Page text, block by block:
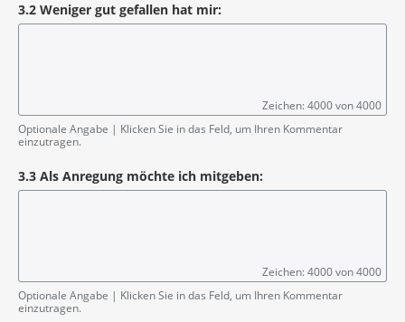
3.2 Weniger gut gefallen hat mir:
Zeichen: 4000 von 4000
Optionale Angabe | Klicken Sie in das Feld, um Ihren Kommentar
einzutragen.
3.3 Als Anregung möchte ich mitgeben:
Zeichen: 4000 von 4000
Optionale Angabe | Klicken Sie in das Feld, um Ihren Kommentar
einzutragen.